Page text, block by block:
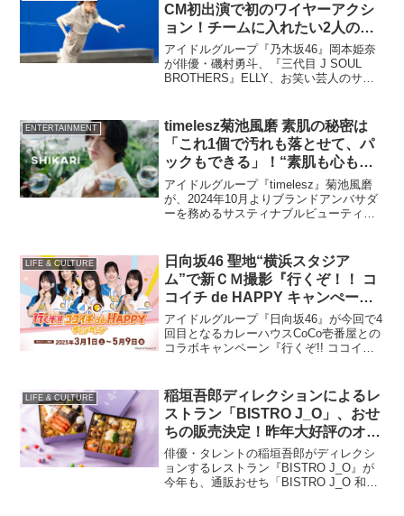
CM初出演で初のワイヤーアクシ
ョン！チームに入れたい2人の乃
木坂の先輩は…
アイドルグループ『乃木坂46』岡本姫奈
が俳優・磯村勇斗、『三代目 J SOUL
BROTHERS』ELLY、お笑い芸人のサン
れる。
ENTERTAINMENT
timelesz菊池風磨 素肌の秘密は
「これ1個で汚れも落とせて、パ
ックもできる」！“素肌も心も躍
った”瞬間は…
アイドルグループ『timelesz』菊池風磨
が、2024年10月よりブランドアンバサダ
ーを務めるサスティナブルビューティー
11月20日より公開。
LIFE & CULTURE
日向坂46 聖地“横浜スタジア
ム”で新ＣＭ撮影『行くぞ！！ コ
コイチ de HAPPY キャンぺー
ン』第1弾
アイドルグループ『日向坂46』が今回で4
回目となるカレーハウスCoCo壱番屋との
コラボキャンペーン『行くぞ!! ココイチ
LIFE & CULTURE
稲垣吾郎ディレクションによるレ
ストラン「BISTRO J_O」、おせ
ちの販売決定！昨年大好評のオリ
ジナルレシピも…
俳優・タレントの稲垣吾郎がディレクシ
ョンするレストラン『BISTRO J_O』が
今年も、通販おせち「BISTRO J_O 和洋